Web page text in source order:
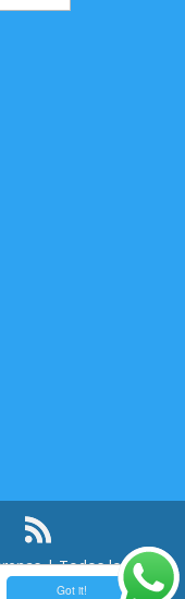
Got it!
| Todos los